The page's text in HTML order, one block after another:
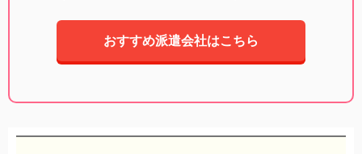
おすすめ派遣会社はこちら